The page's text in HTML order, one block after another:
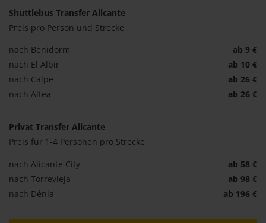
Shuttlebus Transfer Alicante
Preis pro Person und Strecke
nach Benidorm
ab 9 €
nach El Albir
ab 10 €
nach Calpe
ab 26 €
nach Altea
ab 26 €
Privat Transfer Alicante
Preis für 1-4 Personen pro Strecke
nach Alicante City
ab 58 €
nach Torrevieja
ab 98 €
nach Dénia
ab 196 €